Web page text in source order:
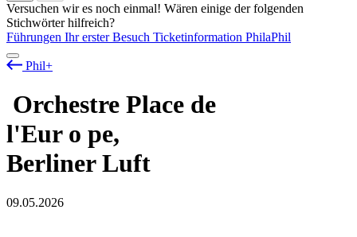
Versuchen wir es noch einmal! Wären einige der folgenden
Stichwörter hilfreich?
Führungen Ihr erster Besuch Ticketinformation PhilaPhil
Phil+
Orchestre Place de
l'Eur o pe,
Berliner Luft
09.05.2026